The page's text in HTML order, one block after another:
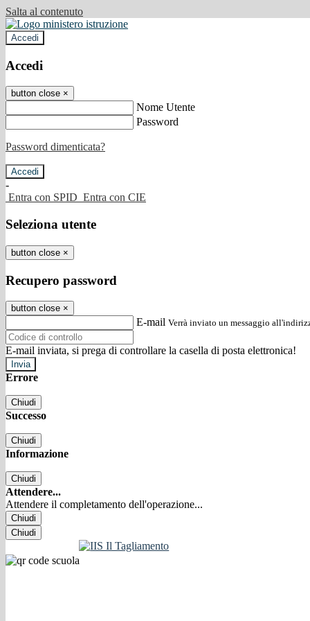
Salta al contenuto
Accedi
Accedi
button close ×
Nome Utente
Password
Password dimenticata?
-
Entra con SPID Entra con CIE
Seleziona utente
button close ×
Recupero password
button close ×
E-mail Verrà inviato un messaggio
E-mail inviata, si prega di controllare la casella di posta elettronica!
Errore
Chiudi
Successo
Chiudi
Informazione
Chiudi
Attendere...
Attendere il completamento dell'operazione...
Chiudi
Chiudi